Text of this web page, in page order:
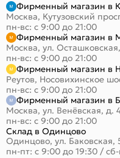
Фирменный магазин в
Москва, Кутузовский
пн-вс: с 9:00 до 21:00
Фирменный магазин в
Москва, ул.
пн-вс: с 9:00 до 21:00
Фирменный магазин в
Реутов, Носовихинское
пн-вс: с 9:00 до 21:00
Фирменный магазин в
Москва, ул. Венёвская, д.
пн-вс: с 9:00 до 21:00
Склад в Одинцово
Одинцово, ул. Баковская,
пн-пт: с 9:00 до 19:30 /